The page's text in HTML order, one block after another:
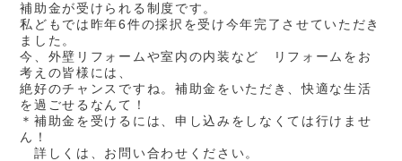
補助金が受けられる制度です。
私どもでは昨年6件の採択を受け今年完了させていただき
ました。
今、外壁リフォームや室内の内装など リフォームをお
考えの皆様には、
絶好のチャンスですね。補助金をいただき、快適な生活
を過ごせるなんて！
＊補助金を受けるには、申し込みをしなくては行けませ
ん！
詳しくは、お問い合わせください。